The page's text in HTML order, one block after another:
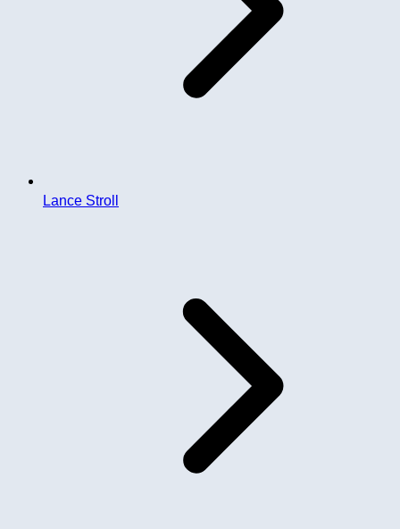
Lance Stroll